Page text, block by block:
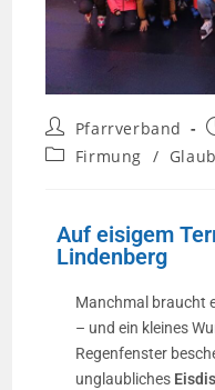
Pfarrverband
Firmung /
Auf eisigem
Lindenberg
Manchmal braucht
– und ein kleines
Regenfenster
unglaubliches